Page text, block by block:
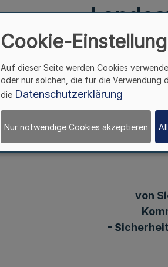
von
-
Cookie-
Auf dieser Seite werden Cookies
oder nur solchen, die für die Verwendung
die Datenschutzerklärung
Nur notwendige Cookies akzeptieren